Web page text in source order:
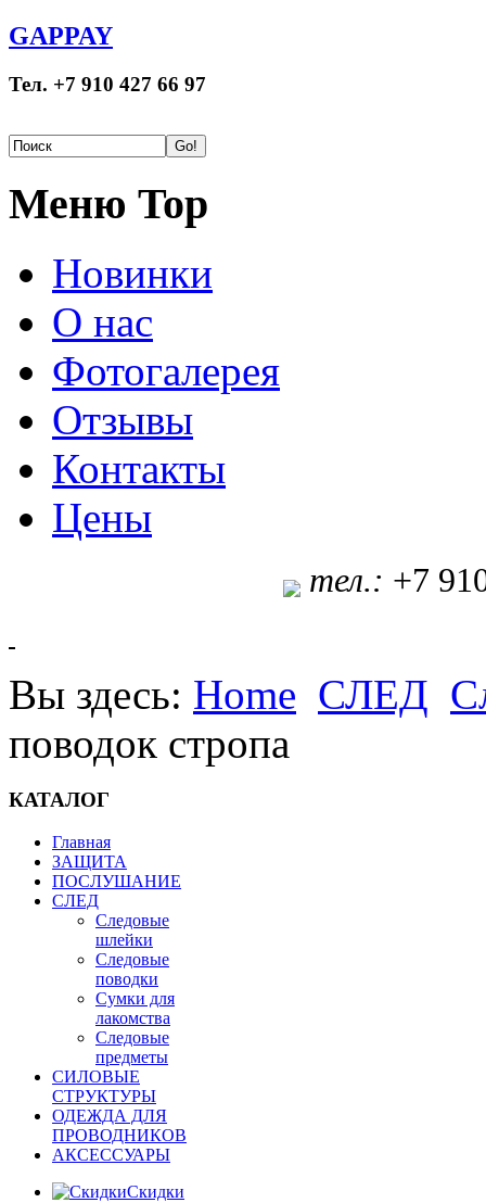
GAPPAY
Тел. +7 910 427 66 97
Меню Top
Новинки
О нас
Фотогалерея
Отзывы
Контакты
Цены
тел.: +7
Вы здесь: Home СЛЕД
поводок стропа
КАТАЛОГ
Главная
ЗАЩИТА
ПОСЛУШАНИЕ
СЛЕД
Следовые
шлейки
Следовые
поводки
Сумки для
лакомства
Следовые
предметы
СИЛОВЫЕ
СТРУКТУРЫ
ОДЕЖДА ДЛЯ
ПРОВОДНИКОВ
АКСЕССУАРЫ
Скидки